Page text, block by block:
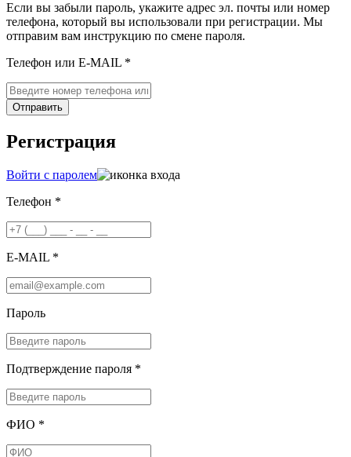
Если вы забыли пароль, укажите адрес эл. почты или номер
телефона, который вы использовали при регистрации. Мы
отправим вам инструкцию по смене пароля.
Телефон или E-MAIL *
Отправить
Регистрация
Войти с паролем
Телефон *
E-MAIL *
Пароль
Подтверждение пароля *
ФИО *